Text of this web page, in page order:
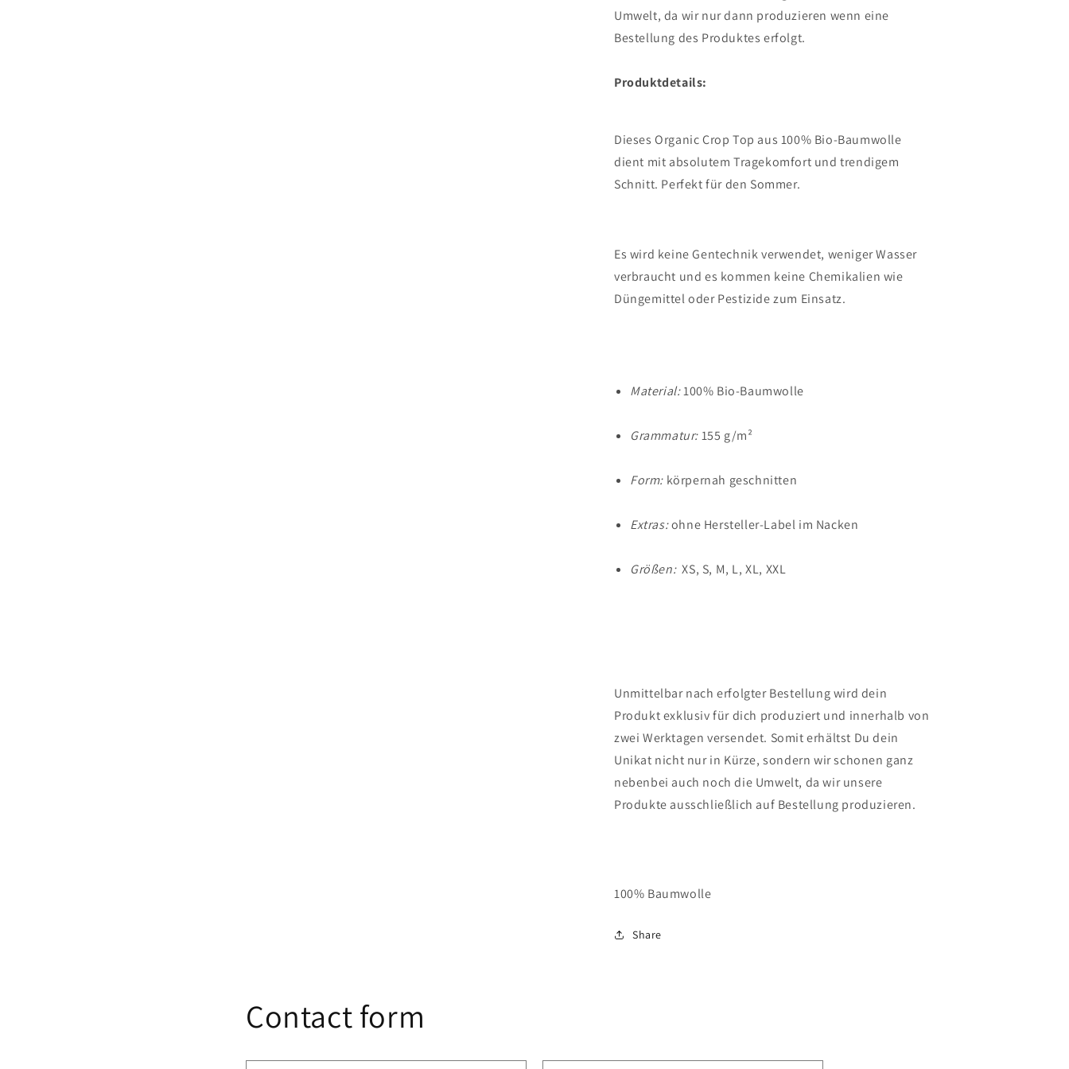
Umwelt, da wir nur dann produzieren wenn eine
Bestellung des Produktes erfolgt.
Produktdetails:
Dieses Organic Crop Top aus 100% Bio-Baumwolle
dient mit absolutem Tragekomfort und trendigem
Schnitt. Perfekt für den Sommer.
Es wird keine Gentechnik verwendet, weniger Wasser
verbraucht und es kommen keine Chemikalien wie
Düngemittel oder Pestizide zum Einsatz.
Material:100% Bio-Baumwolle
Grammatur:155 g/m²
Form: körpernah geschnitten
Extras:ohne Hersteller-Label im Nacken
Größen:XS, S, M, L, XL, XXL
Unmittelbar nach erfolgter Bestellung wird dein
Produkt exklusiv für dich produziert und innerhalb von
zwei Werktagen versendet. Somit erhältst Du dein
Unikat nicht nur in Kürze, sondern wir schonen ganz
nebenbei auch noch die Umwelt, da wir unsere
Produkte ausschließlich auf Bestellung produzieren.
100% Baumwolle
Share
Contact form